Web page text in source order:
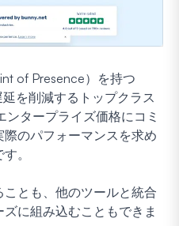
of Presence）を持つ
を削減するトップクラス
タープライズ価格にコミ
のパフォーマンスを求め
。
とも、他のツールと統合
に組み込むこともできま